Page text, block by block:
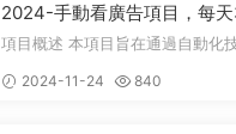
2024-手動看廣告項目，每
+
項目概述 本項目旨在通過自動化技
标。 課程内...
2024-11-24 840